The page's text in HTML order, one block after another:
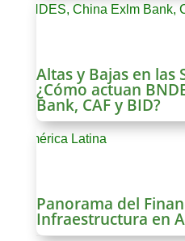
Altas y Bajas en las
¿Cómo actuan
Bank, CAF y BID?
Panorama del
Infraestructura en